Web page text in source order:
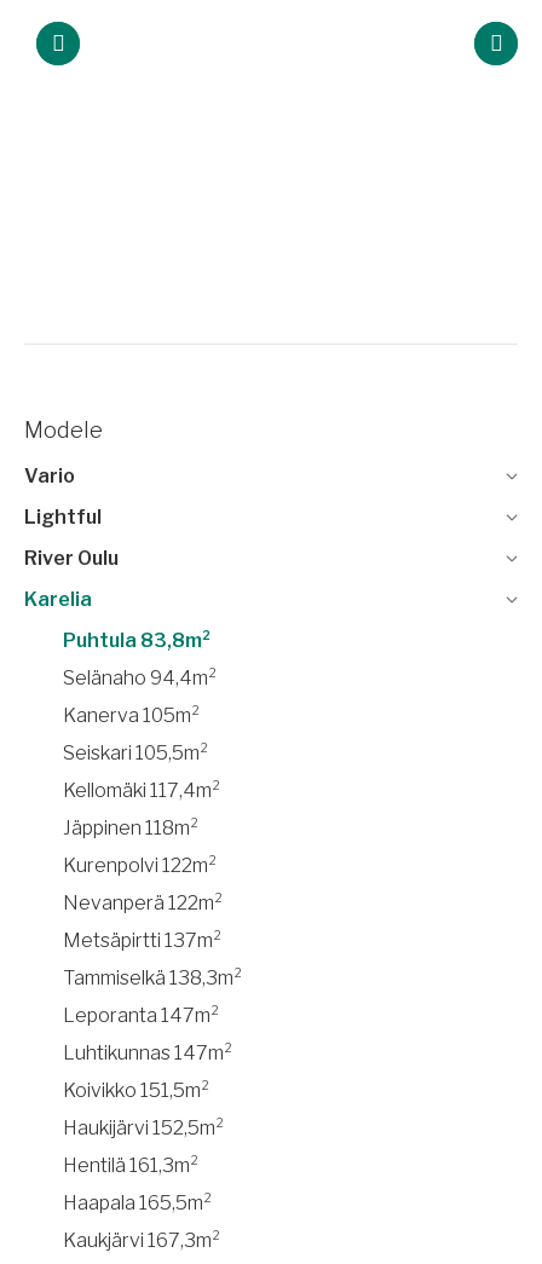
Modele
Vario
Lightful
River Oulu
Karelia
Puhtula 83,8m²
Selänaho 94,4m²
Kanerva 105m²
Seiskari 105,5m²
Kellomäki 117,4m²
Jäppinen 118m²
Kurenpolvi 122m²
Nevanperä 122m²
Metsäpirtti 137m²
Tammiselkä 138,3m²
Leporanta 147m²
Luhtikunnas 147m²
Koivikko 151,5m²
Haukijärvi 152,5m²
Hentilä 161,3m²
Haapala 165,5m²
Kaukjärvi 167,3m²